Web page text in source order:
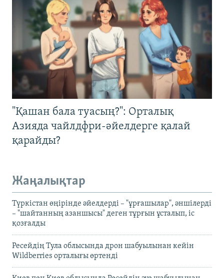
"Қашан бала туасың?": Орталық
Азияда чайлдфри-әйелдерге қалай
қарайды?
Жаңалықтар
Түркістан өңірінде әйелдерді – "ұрғашылар", әншілерді
– "шайтанның азаншысы" деген тұрғын ұсталып, іс
қозғалды
Ресейдің Тула облысында дрон шабуылынан кейін
Wildberries орталығы өртенді